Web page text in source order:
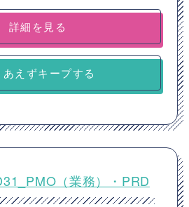
詳細を見る
あえずキープする
（業務）・PRD